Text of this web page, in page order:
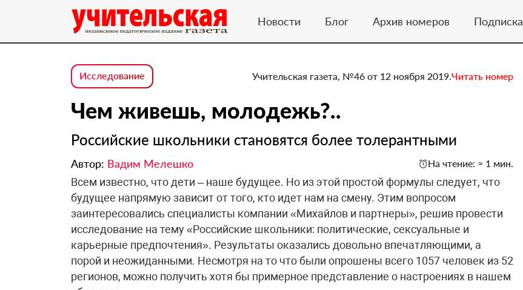
Новости Блог Архив номеров Подписка
Исследование Учительская газета, №46 от 12 ноября 2019.Читать номер
Чем живешь, молодежь?..
Российские школьники становятся более толерантными
Автор: Вадим Мелешко На чтение: ≈ 1 мин.
Всем известно, что дети – наше будущее. Но из этой простой формулы следует, что
будущее напрямую зависит от того, кто идет нам на смену. Этим вопросом
заинтересовались специалисты компании «Михайлов и партнеры», решив провести
исследование на тему «Российские школьники: политические, сексуальные и
карьерные предпочтения». Результаты оказались довольно впечатляющими, а
порой и неожиданными. Несмотря на то что были опрошены всего 1057 человек из 52
регионов, можно получить хотя бы примерное представление о настроениях в нашем